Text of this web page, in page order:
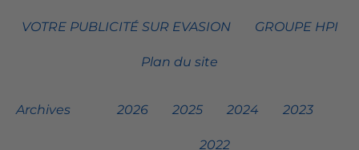
VOTRE PUBLICITÉ SUR EVASION GROUPE HPI
Plan du site
Archives 2026 2025 2024 2023
2022